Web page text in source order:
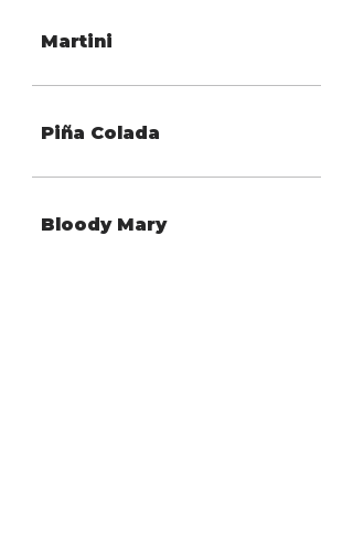
Martini
Piña Colada
Bloody Mary